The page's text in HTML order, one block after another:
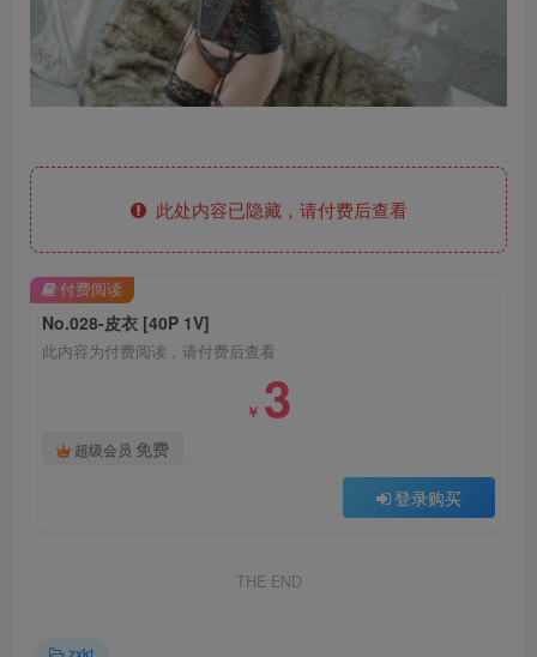
此处内容已隐藏，请付费后查看
No.028-皮衣 [40P 1V]
此内容为付费阅读，请付费后查看
￥ 3
超级会员 免费
登录购买
付费阅读
THE END